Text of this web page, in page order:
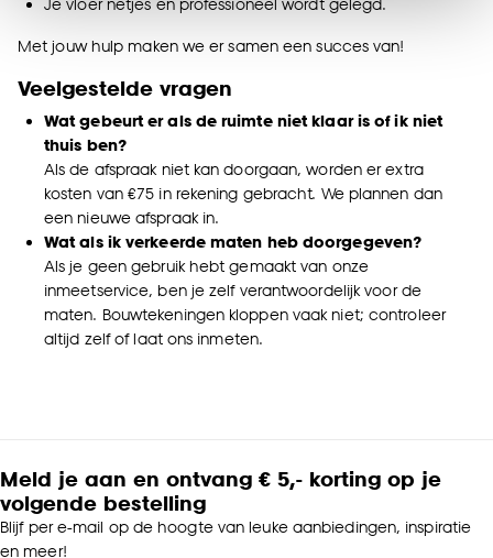
van alle cookies, of klik op ‘weigeren’ om alleen de
noodzakelijke cookies te accepteren. Je kunt er ook
accepteren door op ‘Cookies aanpassen’ te
klikken.
Goed om te weten is dat je deze keuze altijd nog
kan aanpassen, bekijk hiervoor onze
cookieverklaring.
Je vloer netjes en professioneel wordt gelegd.
Met jouw hulp maken we er samen een succes van!
Veelgestelde vragen
Wat gebeurt er als de ruimte niet klaar is of ik niet
thuis ben?
Als de afspraak niet kan doorgaan, worden er extra
kosten van €75 in rekening gebracht. We plannen dan
een nieuwe afspraak in.
Wat als ik verkeerde maten heb doorgegeven?
Als je geen gebruik hebt gemaakt van onze
inmeetservice, ben je zelf verantwoordelijk voor de
maten. Bouwtekeningen kloppen vaak niet; controleer
altijd zelf of laat ons inmeten.
Meld je aan en ontvang € 5,- korting op je
volgende bestelling
Blijf per e-mail op de hoogte van leuke aanbiedingen, inspiratie
en meer!